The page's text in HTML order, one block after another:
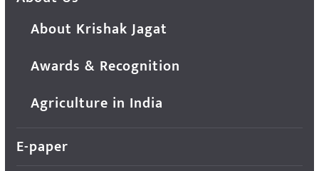
About Krishak Jagat
Awards & Recognition
Agriculture in India
E-paper